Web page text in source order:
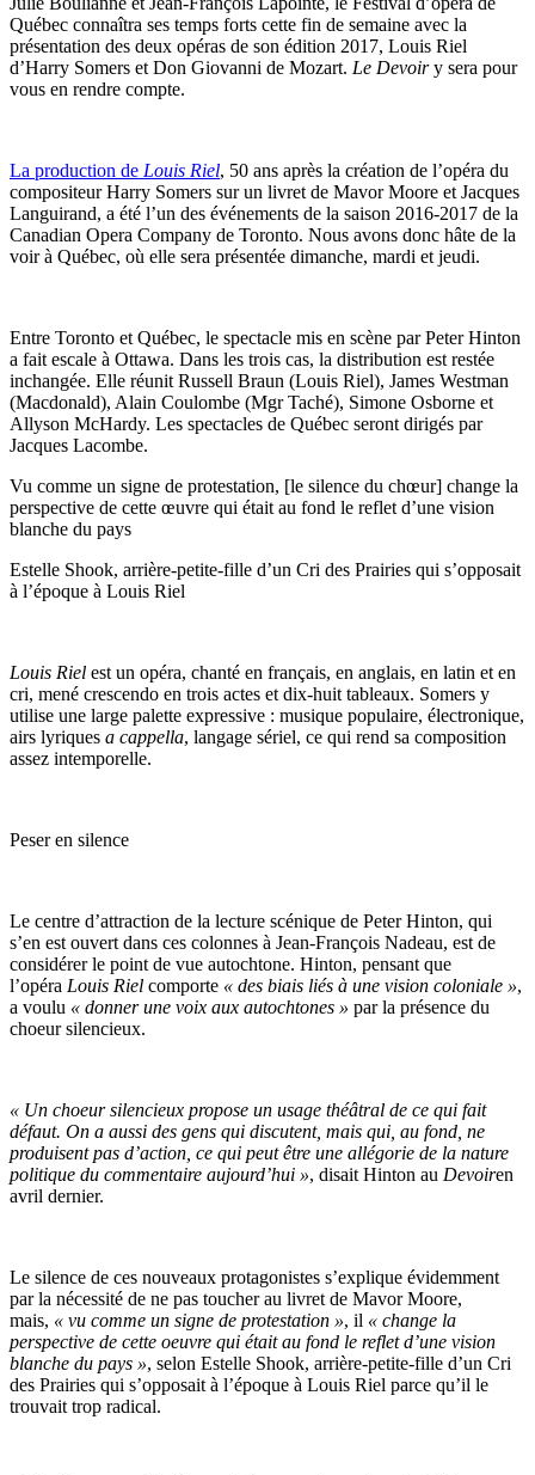
Québec connaîtra ses temps forts cette fin de semaine avec la
présentation des deux opéras de son édition 2017, Louis Riel
d’Harry Somers et Don Giovanni de Mozart. Le Devoiry sera pour
vous en rendre compte.
La production de Louis Riel, 50 ans après la création de l’opéra du
compositeur Harry Somers sur un livret de Mavor Moore et Jacques
Languirand, a été l’un des événements de la saison 2016-2017 de la
Canadian Opera Company de Toronto. Nous avons donc hâte de la
voir à Québec, où elle sera présentée dimanche, mardi et jeudi.
Entre Toronto et Québec, le spectacle mis en scène par Peter Hinton
a fait escale à Ottawa. Dans les trois cas, la distribution est restée
inchangée. Elle réunit Russell Braun (Louis Riel), James Westman
(Macdonald), Alain Coulombe (Mgr Taché), Simone Osborne et
Allyson McHardy. Les spectacles de Québec seront dirigés par
Jacques Lacombe.
Vu comme un signe de protestation, [le silence du chœur] change la
perspective de cette œuvre qui était au fond le reflet d’une vision
blanche du pays
Estelle Shook, arrière-petite-fille d’un Cri des Prairies qui s’opposait
à l’époque à Louis Riel
Louis Riel est un opéra, chanté en français, en anglais, en latin et en
cri, mené crescendo en trois actes et dix-huit tableaux. Somers y
utilise une large palette expressive : musique populaire, électronique,
airs lyriques a cappella, langage sériel, ce qui rend sa composition
assez intemporelle.
Peser en silence
Le centre d’attraction de la lecture scénique de Peter Hinton, qui
s’en est ouvert dans ces colonnes à Jean-François Nadeau, est de
considérer le point de vue autochtone. Hinton, pensant que
l’opéra Louis Riel comporte « des biais liés à une vision coloniale »,
a voulu « donner une voix aux autochtones » par la présence du
choeur silencieux.
« Un choeur silencieux propose un usage théâtral de ce qui fait
défaut. On a aussi des gens qui discutent, mais qui, au fond, ne
produisent pas d’action, ce qui peut être une allégorie de la nature
politique du commentaire aujourd’hui », disait Hinton au Devoiren
avril dernier.
Le silence de ces nouveaux protagonistes s’explique évidemment
par la nécessité de ne pas toucher au livret de Mavor Moore,
mais, « vu comme un signe de protestation », il « change la
perspective de cette oeuvre qui était au fond le reflet d’une vision
blanche du pays », selon Estelle Shook, arrière-petite-fille d’un Cri
des Prairies qui s’opposait à l’époque à Louis Riel parce qu’il le
trouvait trop radical.